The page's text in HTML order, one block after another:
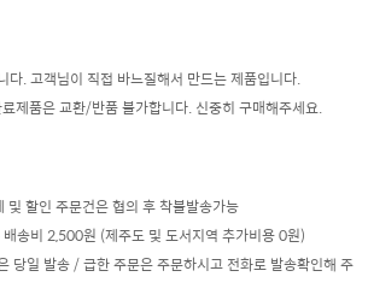
다. 고객님이 직접 바느질해서 만드는 제품입니다.
제품은 교환/반품 불가합니다. 신중히 구매해주세요.
할인 주문건은 협의 후 착불발송가능
송비 2,500원 (제주도 및 도서지역 추가비용 0원)
당일 발송 / 급한 주문은 주문하시고 전화로 발송확인해 주